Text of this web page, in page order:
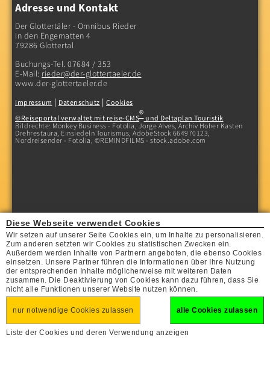
Adresse und Kontakt
Der Glottertäler - Omnibus Rieder
In den Engematten 4
79286 Glottertal
Buchungs-Tel. 07684 / 353
E-Mail: rieder@der-glottertaeler.de
www.der-glottertaeler.de
Impressum | Datenschutz | Cookies
©Reiseportal verwaltet mit reise-CMS®und Deltaplan Touristik
Bildrechte: Monkey Business - Fotolia, Jorge Alves, Archiv Hoher Kasten
Drehrestaura, Einsiedeln Tourismus, AdobeStock 664970123,
Nordreisender - Fotolia, ©REMINDFILMS - stock.adobe.com
Diese Webseite verwendet Cookies
Wir setzen auf unserer Seite Cookies ein, um Inhalte zu personalisieren.
Zum anderen setzten wir Cookies zu statistischen Zwecken ein.
Außerdem werden Inhalte von Partnern angeboten, die ebenso Cookies
einsetzen. Unsere Partner führen die Informationen über Ihre Nutzung
der entsprechenden Inhalte möglicherweise mit weiteren Daten
zusammen. Die Deaktivierung von Cookies kann dazu führen, dass Sie
nicht alle Funktionen unserer Website nutzen können.
nur notwendige Cookies zulassen alle Cookies zulassen
Liste der Cookies und deren Verwendung anzeigen